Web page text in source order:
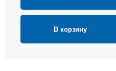
В корзину